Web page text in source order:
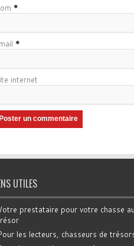
*
*
internet
UTILES
prestataire pour votre chasse au
les lecteurs, chasseurs de